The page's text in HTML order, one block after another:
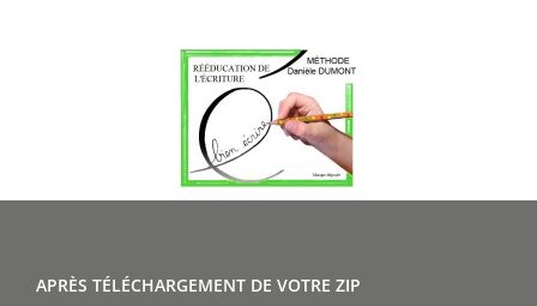
APRÈS TÉLÉCHARGEMENT DE VOTRE ZIP